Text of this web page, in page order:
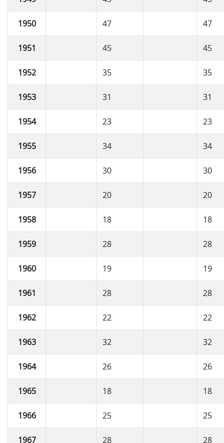
1950 47 47
1951 45 45
1952 35 35
1953 31 31
1954 23 23
1955 34 34
1956 30 30
1957 20 20
1958 18 18
1959 28 28
1960 19 19
1961 28 28
1962 22 22
1963 32 32
1964 26 26
1965 18 18
1966 25 25
1967 28 28